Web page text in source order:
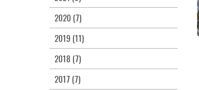
2020 (7)
2019 (11)
2018 (7)
2017 (7)